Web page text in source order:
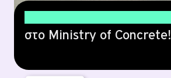
στο Ministry of Concrete!